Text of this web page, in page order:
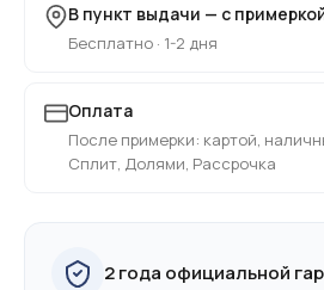
В пункт выдачи — с
Бесплатно · 1-2 дня
Оплата
После примерки: картой,
Сплит, Долями, Рассрочка
2 года официальной